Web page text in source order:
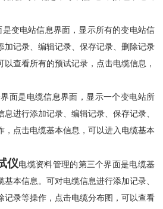
变电站信息界面，显示所有的变电站信
加记录、编辑记录、保存记录、删除记录
查看所有的预试记录，点击电缆信息，
面是电缆信息界面，显示一个变电站所
进行添加记录、编辑记录、保存记录、
，点击电缆基本信息，可以进入电缆基本
仪电缆资料管理的第三个界面是电缆基
本信息。可对电缆信息进行添加记录、
记录等操作，点击电缆分布图，可以查看